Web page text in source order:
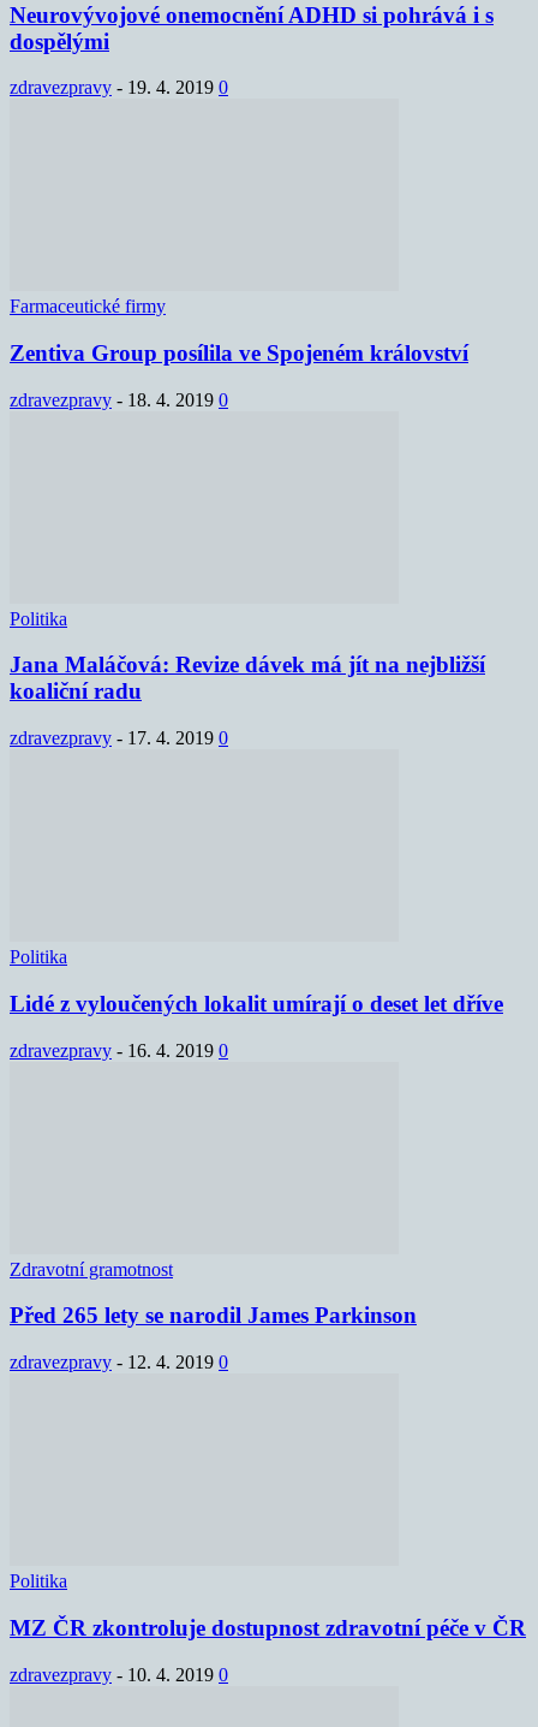
Neurovývojové onemocnění ADHD si pohrává i s
dospělými
zdravezpravy - 19. 4. 2019 0
Farmaceutické firmy
Zentiva Group posílila ve Spojeném království
zdravezpravy - 18. 4. 2019 0
Politika
Jana Maláčová: Revize dávek má jít na nejbližší
koaliční radu
zdravezpravy - 17. 4. 2019 0
Politika
Lidé z vyloučených lokalit umírají o deset let dříve
zdravezpravy - 16. 4. 2019 0
Zdravotní gramotnost
Před 265 lety se narodil James Parkinson
zdravezpravy - 12. 4. 2019 0
Politika
MZ ČR zkontroluje dostupnost zdravotní péče v ČR
zdravezpravy - 10. 4. 2019 0